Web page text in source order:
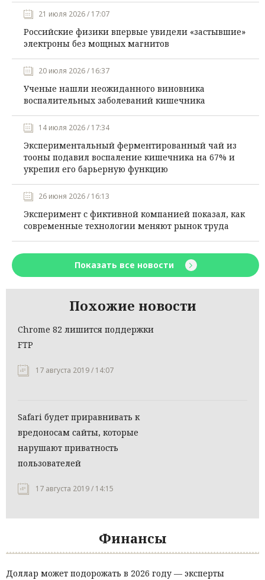
21 июля 2026 / 17:07
Российские физики впервые увидели «застывшие»
электроны без мощных магнитов
20 июля 2026 / 16:37
Ученые нашли неожиданного виновника
воспалительных заболеваний кишечника
14 июля 2026 / 17:34
Экспериментальный ферментированный чай из
тооны подавил воспаление кишечника на 67% и
укрепил его барьерную функцию
26 июня 2026 / 16:13
Эксперимент с фиктивной компанией показал, как
современные технологии меняют рынок труда
Показать все новости
Похожие новости
Chrome 82 лишится поддержки
FTP
17 августа 2019 / 14:07
Safari будет приравнивать к
вредоносам сайты, которые
нарушают приватность
пользователей
17 августа 2019 / 14:15
Финансы
Доллар может подорожать в 2026 году — эксперты